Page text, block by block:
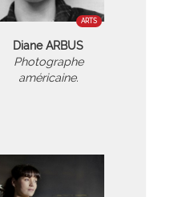
ARTS
Diane ARBUS
Photographe
américaine.